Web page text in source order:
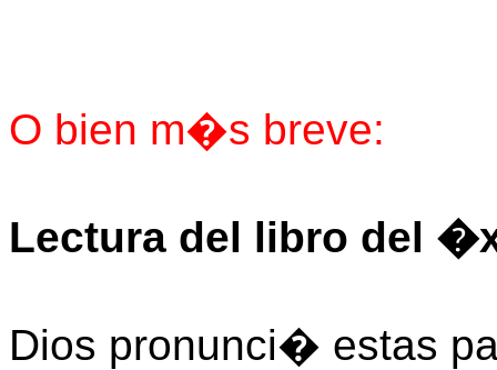
O bien m�s breve:
Lectura del libro del
Dios pronunci� estas